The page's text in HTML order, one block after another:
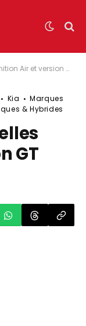
Air et version GT
Kia
Marques
& Hybrides
GT